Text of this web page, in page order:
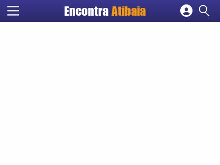
Encontra Atibaia